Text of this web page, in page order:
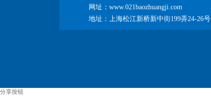
网址：www.021baozhuangji.com
地址：上海松江新桥新中街199弄24-26号
分享按钮